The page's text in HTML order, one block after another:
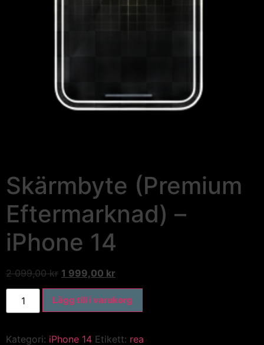
Skärmbyte (Premium
Eftermarknad) –
iPhone 14
2 099,00kr 1 999,00 kr
Lägg till i varukorg
Kategori: iPhone 14 Etikett: rea